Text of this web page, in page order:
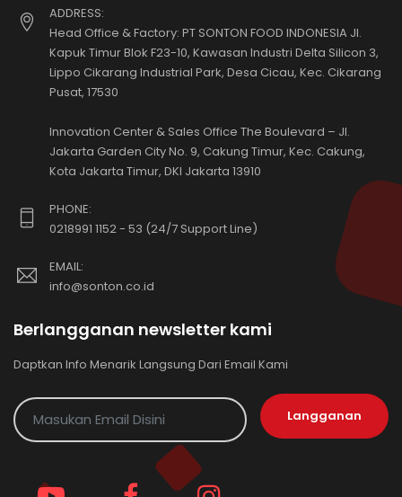
ADDRESS:
Head Office & Factory: PT SONTON FOOD INDONESIA Jl.
Kapuk Timur Blok F23-10, Kawasan Industri Delta Silicon 3,
Lippo Cikarang Industrial Park, Desa Cicau, Kec. Cikarang
Pusat, 17530
Innovation Center & Sales Office The Boulevard – Jl.
Jakarta Garden City No. 9, Cakung Timur, Kec. Cakung,
Kota Jakarta Timur, DKI Jakarta 13910
PHONE:
0218991 1152 - 53 (24/7 Support Line)
EMAIL:
info@sonton.co.id
Berlangganan newsletter kami
Daptkan Info Menarik Langsung Dari Email Kami
Langganan